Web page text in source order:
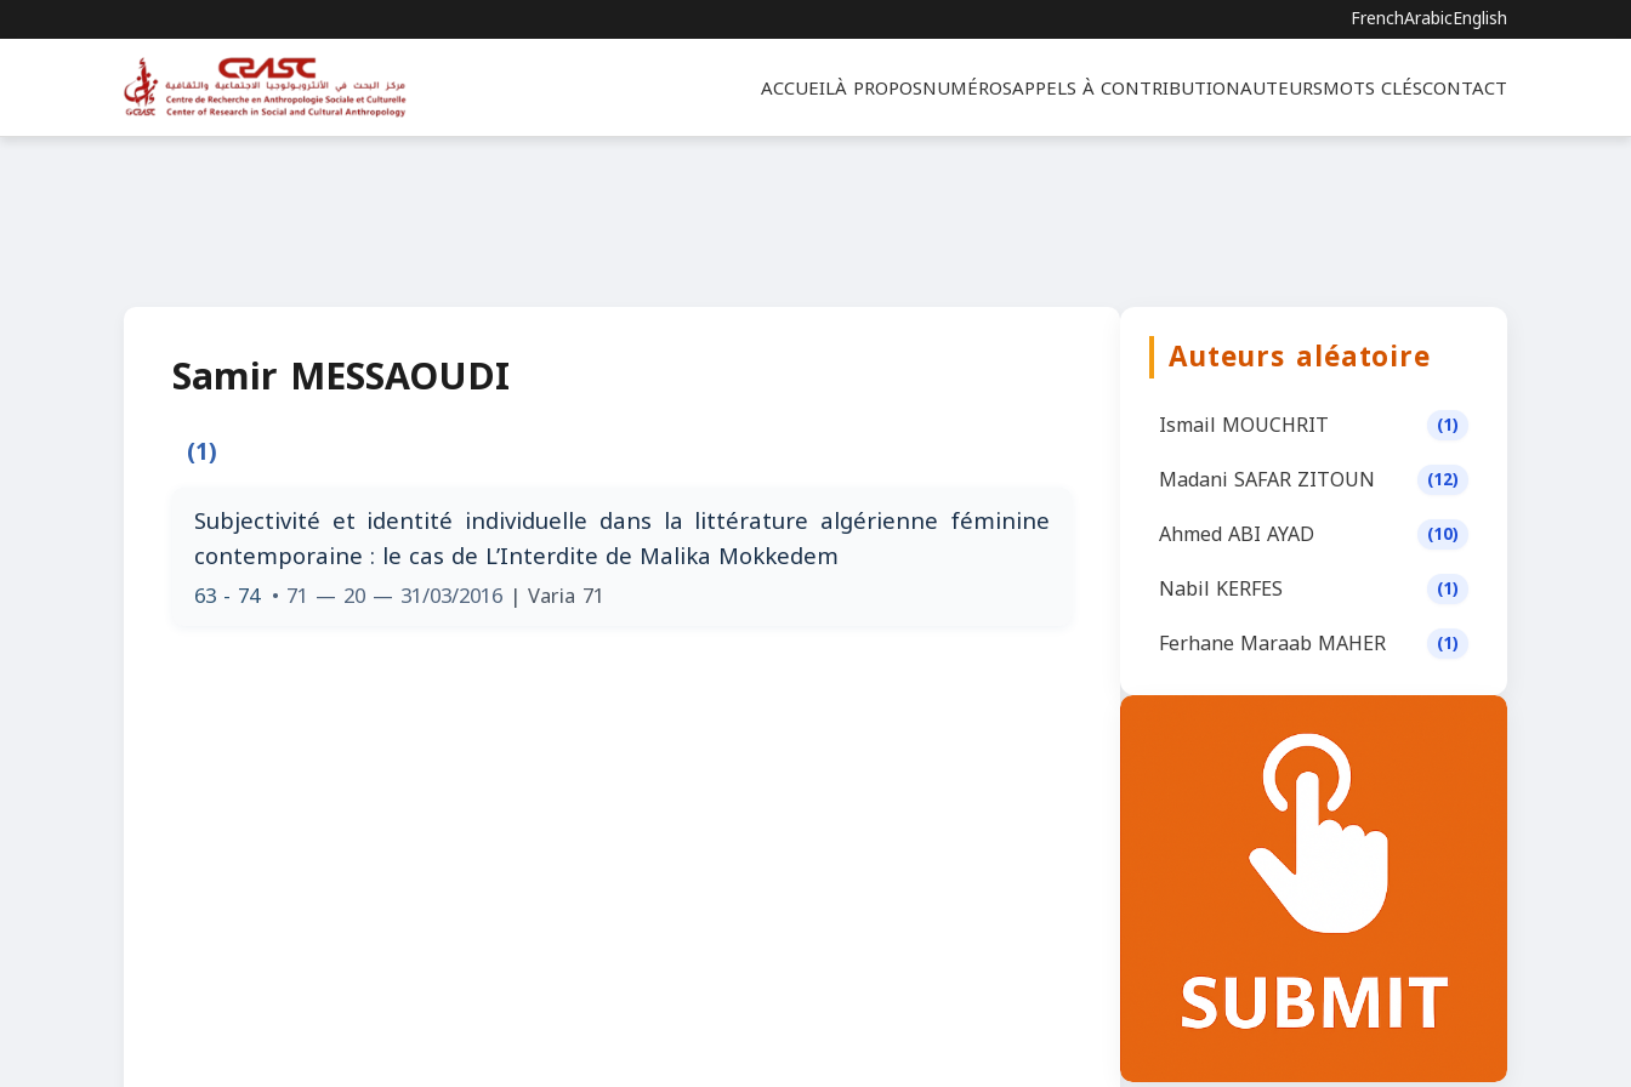
FrenchArabicEnglish
ACCUEILÀ PROPOSNUMÉROSAPPELS À CONTRIBUTIONAUTEURSMOTS CLÉSCONTACT
Samir MESSAOUDI
(1)
Subjectivité et identité individuelle dans la littérature algérienne féminine
contemporaine : le cas de L’Interdite de Malika Mokkedem
63 - 74 • 71 — 20 — 31/03/2016 | Varia 71
Auteurs aléatoire
Ismail MOUCHRIT (1)
Madani SAFAR ZITOUN (12)
Ahmed ABI AYAD (10)
Nabil KERFES (1)
Ferhane Maraab MAHER (1)